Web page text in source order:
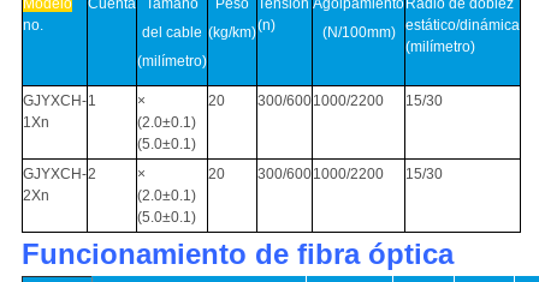
Modelo
no.
Cuenta
Tamaño
del cable
(milímetro)
Peso
(kg/km)
Tensión
(n)
Agolpamiento
(N/100mm)
Radio de doblez
estático/dinámica
(milímetro)
GJYXCH-
1Xn
1
×
(2.0±0.1)
(5.0±0.1)
20 300/6001000/2200 15/30
GJYXCH-
2Xn
2
×
(2.0±0.1)
(5.0±0.1)
20 300/6001000/2200 15/30
Funcionamiento de fibra óptica